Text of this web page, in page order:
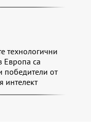
технологични
Европа са
победители от
интелект